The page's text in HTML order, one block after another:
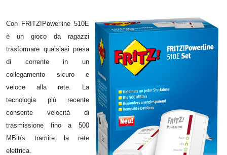
Con FRITZ!Powerline 510E
è un gioco da ragazzi
trasformare qualsiasi presa
di corrente in un
collegamento sicuro e
veloce alla rete. La
tecnologia più recente
consente velocità di
trasmissione fino a 500
MBit/s tramite la rete
elettrica.